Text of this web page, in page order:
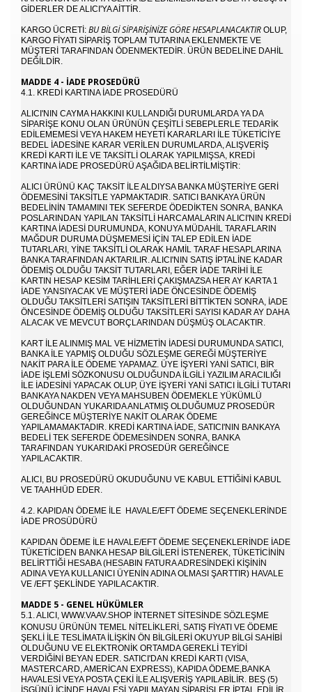
GIDERLER DE ALICI'YA AITTIR.
KARGO ÜCRETI: BU BILGI SIPARIŞINIZE GÖRE HESAPLANACAKTIR OLUP,
KARGO FIYATI SIPARIŞ TOPLAM TUTARINA EKLENMEKTE VE
MÜŞTERI TARAFINDAN ÖDENMEKTEDIR. ÜRÜN BEDELINE DAHIL
DEĞILDIR.
MADDE 4 - İADE PROSEDÜRÜ
4.1. KREDİ KARTINA İADE PROSEDÜRÜ
ALICI'NIN CAYMA HAKKINI KULLANDIĞI DURUMLARDA YA DA
SIPARIŞE KONU OLAN ÜRÜNÜN ÇEŞITLI SEBEPLERLE TEDARIK
EDILEMEMESI VEYA HAKEM HEYETI KARARLARI ILE TÜKETICIYE
BEDEL IADESINE KARAR VERILEN DURUMLARDA, ALIŞVERIŞ
KREDI KARTI ILE VE TAKSITLI OLARAK YAPILMIŞSA, KREDI
KARTINA IADE PROSEDÜRÜ AŞAĞIDA BELIRTILMIŞTIR:
ALICI ÜRÜNÜ KAÇ TAKSIT ILE ALDIYSA BANKA MÜŞTERIYE GERI
ÖDEMESINI TAKSITLE YAPMAKTADIR. SATICI BANKAYA ÜRÜN
BEDELININ TAMAMINI TEK SEFERDE ÖDEDIKTEN SONRA, BANKA
POSLARINDAN YAPILAN TAKSITLI HARCAMALARIN ALICI'NIN KREDI
KARTINA IADESI DURUMUNDA, KONUYA MÜDAHIL TARAFLARIN
MAĞDUR DURUMA DÜŞMEMESI IÇIN TALEP EDILEN IADE
TUTARLARI, YINE TAKSITLI OLARAK HAMIL TARAF HESAPLARINA
BANKA TARAFINDAN AKTARILIR. ALICI'NIN SATIŞ IPTALINE KADAR
ÖDEMIŞ OLDUĞU TAKSIT TUTARLARI, EĞER IADE TARIHI ILE
KARTIN HESAP KESIM TARIHLERI ÇAKIŞMAZSA HER AY KARTA 1
IADE YANSIYACAK VE MÜŞTERI IADE ÖNCESINDE ÖDEMIŞ
OLDUĞU TAKSITLERI SATIŞIN TAKSITLERI BITTIKTEN SONRA, IADE
ÖNCESINDE ÖDEMIŞ OLDUĞU TAKSITLERI SAYISI KADAR AY DAHA
ALACAK VE MEVCUT BORÇLARINDAN DÜŞMÜŞ OLACAKTIR.
KART ILE ALINMIŞ MAL VE HIZMETIN IADESI DURUMUNDA SATICI,
BANKA ILE YAPMIŞ OLDUĞU SÖZLEŞME GEREĞI MÜŞTERIYE
NAKIT PARA ILE ÖDEME YAPAMAZ. ÜYE IŞYERI YANI SATICI, BIR
IADE IŞLEMI SÖZKONUSU OLDUĞUNDA ILGILI YAZILIM ARACILIĞI
ILE IADESINI YAPACAK OLUP, ÜYE IŞYERI YANI SATICI ILGILI TUTARI
BANKAYA NAKDEN VEYA MAHSUBEN ÖDEMEKLE YÜKÜMLÜ
OLDUĞUNDAN YUKARIDA ANLATMIŞ OLDUĞUMUZ PROSEDÜR
GEREĞINCE MÜŞTERIYE NAKIT OLARAK ÖDEME
YAPILAMAMAKTADIR. KREDI KARTINA IADE, SATICI'NIN BANKAYA
BEDELI TEK SEFERDE ÖDEMESINDEN SONRA, BANKA
TARAFINDAN YUKARIDAKI PROSEDÜR GEREĞINCE
YAPILACAKTIR.
ALICI, BU PROSEDÜRÜ OKUDUĞUNU VE KABUL ETTIĞINI KABUL
VE TAAHHÜD EDER.
4.2. KAPIDAN ÖDEME İLE HAVALE/EFT ÖDEME SEÇENEKLERİNDE
İADE PROSÜDÜRÜ
KAPIDAN ÖDEME ILE HAVALE/EFT ÖDEME SEÇENEKLERINDE IADE
TÜKETICIDEN BANKA HESAP BILGILERI ISTENEREK, TÜKETICININ
BELIRTTIĞI HESABA (HESABIN FATURA ADRESINDEKI KIŞININ
ADINA VEYA KULLANICI ÜYENIN ADINA OLMASI ŞARTTIR) HAVALE
VE /EFT ŞEKLINDE YAPILACAKTIR.
MADDE 5 - GENEL HÜKÜMLER
5.1. ALICI, WWW.VAAV.SHOP INTERNET SITESINDE SÖZLEŞME
KONUSU ÜRÜNÜN TEMEL NITELIKLERI, SATIŞ FIYATI VE ÖDEME
ŞEKLI ILE TESLIMATA ILIŞKIN ÖN BILGILERI OKUYUP BILGI SAHIBI
OLDUĞUNU VE ELEKTRONIK ORTAMDA GEREKLI TEYIDI
VERDIĞINI BEYAN EDER. SATICI'DAN KREDI KARTI (VISA,
MASTERCARD, AMERICAN EXPRESS), KAPIDA ÖDEME,BANKA
HAVALESI VEYA POSTA ÇEKI ILE ALIŞVERIŞ YAPILABILIR. BEŞ (5)
IŞGÜNÜ IÇINDE HAVALESI YAPILMAYAN SIPARIŞLER IPTAL EDILIR.